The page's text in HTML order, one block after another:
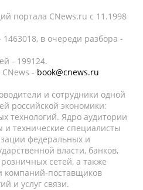
портала CNews.ru c 11.1998
в очереди разбора -
- 199124.
- book@cnews.ru
и сотрудники одной
российской экономики:
технологий. Ядро аудитории
технические специалисты
федеральных и
власти, банков,
сетей, а также
компаний-поставщиков
и услуг связи.